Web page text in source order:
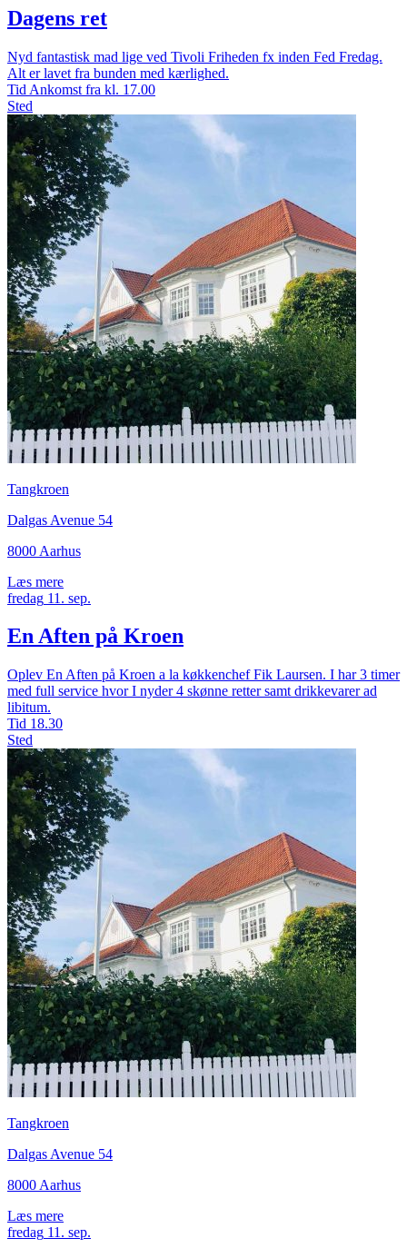
Dagens ret
Nyd fantastisk mad lige ved Tivoli Friheden fx inden Fed Fredag.
Alt er lavet fra bunden med kærlighed.
Tid Ankomst fra kl. 17.00
Sted
Tangkroen
Dalgas Avenue 54
8000 Aarhus
Læs mere
fredag 11. sep.
En Aften på Kroen
Oplev En Aften på Kroen a la køkkenchef Fik Laursen. I har 3 timer
med full service hvor I nyder 4 skønne retter samt drikkevarer ad
libitum.
Tid 18.30
Sted
Tangkroen
Dalgas Avenue 54
8000 Aarhus
Læs mere
fredag 11. sep.